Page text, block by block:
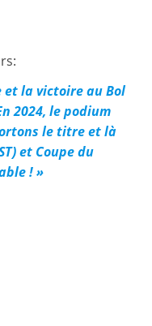
et la victoire au Bol
2024, le podium
le titre et là
et Coupe du
! »